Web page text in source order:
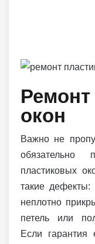
окон
Важно не
пластиковых
такие дефекты:
неплотно
петель или
Если